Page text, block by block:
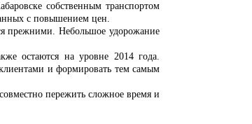
собственным транспортом
с повышением цен.
Небольшое удорожание
остаются на уровне 2014 года.
и формировать тем самым
пережить сложное время и